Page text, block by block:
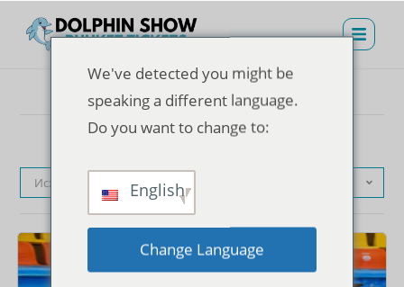
Исходная сортировка
We've detected you might be
speaking a different language.
Do you want to change to:
English
Change Language